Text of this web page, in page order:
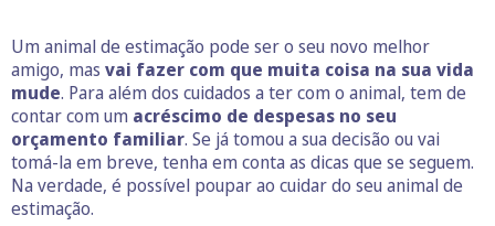
Um animal de estimação pode ser o seu novo melhor
amigo, mas vai fazer com que muita coisa na sua vida
mude. Para além dos cuidados a ter com o animal, tem de
contar com um acréscimo de despesas no seu
orçamento familiar. Se já tomou a sua decisão ou vai
tomá-la em breve, tenha em conta as dicas que se seguem.
Na verdade, é possível poupar ao cuidar do seu animal de
estimação.